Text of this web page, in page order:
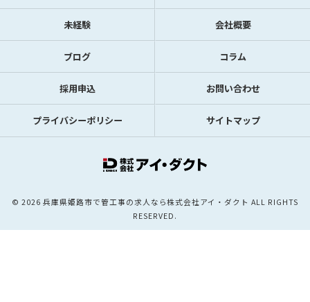
未経験 会社概要
ブログ コラム
採用申込 お問い合わせ
プライバシーポリシー サイトマップ
© 2026 兵庫県姫路市で管工事の求人なら株式会社アイ・ダクト ALL RIGHTS
RESERVED.